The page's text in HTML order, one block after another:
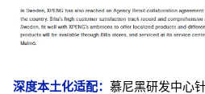
深度本土化适配： 慕尼黑研发中心